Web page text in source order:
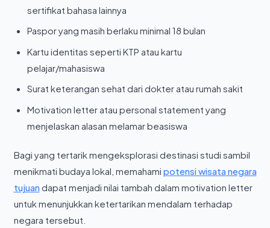
sertifikat bahasa lainnya
Paspor yang masih berlaku minimal 18 bulan
Kartu identitas seperti KTP atau kartu
pelajar/mahasiswa
Surat keterangan sehat dari dokter atau rumah sakit
Motivation letter atau personal statement yang
menjelaskan alasan melamar beasiswa
Bagi yang tertarik mengeksplorasi destinasi studi sambil
menikmati budaya lokal, memahami potensi wisata negara
tujuandapat menjadi nilai tambah dalam motivation letter
untuk menunjukkan ketertarikan mendalam terhadap
negara tersebut.